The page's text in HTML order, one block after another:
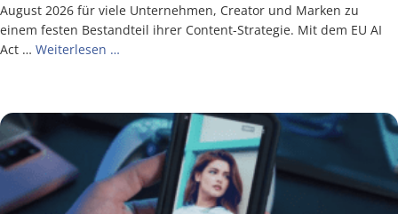
August 2026 für vie­le Unter­neh­men, Crea­tor und Mar­ken zu
einem fes­ten Bestand­teil ihrer Con­­tent-Stra­­te­­gie. Mit dem EU AI
Act … Wei­ter­le­sen …